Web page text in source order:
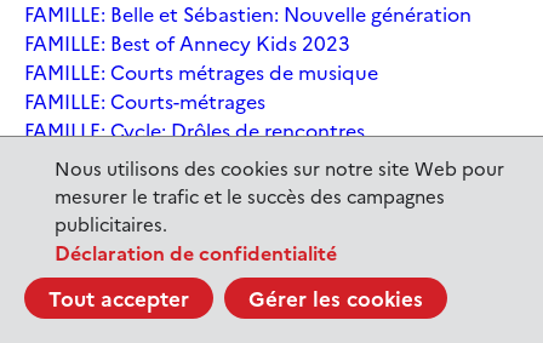
Nous utilisons des cookies sur notre site Web pour
mesurer le trafic et le succès des campagnes
publicitaires.
Déclaration de confidentialité
Tout accepter Gérer les cookies
FAMILLE: Belle et Sébastien: Nouvelle génération
FAMILLE: Best of Annecy Kids 2023
FAMILLE: Courts métrages de musique
FAMILLE: Courts-métrages
FAMILLE: Cycle: Drôles de rencontres
FAMILLE: En sortant de l'école - Andrée Chedid
FAMILLE: Ernest et Célestine: Le voyage en Charabie
FAMILLE: Festival International du court métrage
Clermont-Ferrand
FAMILLE: Kina et Yuk, renards de la banquise
FAMILLE: La Pat' Patrouille : La Super Patrouille, le film